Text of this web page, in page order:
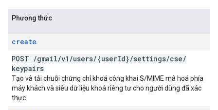
Phương thức
create
POST /gmail/v1 /users/{userId}/settings/cse/
keypairs
Tạo và tải chuỗi chứng chỉ khoá công khai S/MIME mã hoá phía
máy khách và siêu dữ liệu khoá riêng tư cho người dùng đã xác
thực.